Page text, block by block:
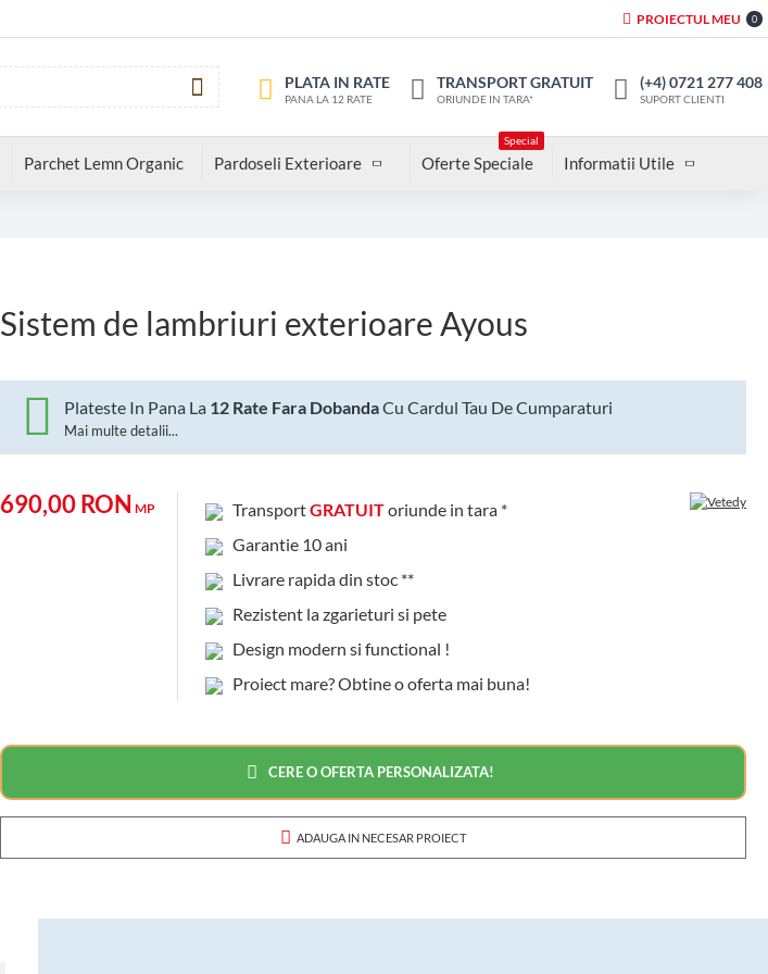
PROIECTUL MEU 0
PLATA IN RATE
PANA LA 12 RATE
TRANSPORT GRATUIT
ORIUNDE IN TARA*
(+4) 0721 277 408
SUPORT CLIENTI
Parchet Lemn Organic Pardoseli Exterioare Oferte Speciale
Special
Informatii Utile
Sistem de lambriuri exterioare Ayous
Plateste In Pana La 12 Rate Fara DobandaCu Cardul Tau De Cumparaturi
Mai multe detalii...
690,00 RON MP TransportGRATUIToriunde in tara *
Garantie 10 ani
Livrare rapida din stoc **
Rezistent la zgarieturi si pete
Design modern si functional !
Proiect mare? Obtine o oferta mai buna!
CERE O OFERTA PERSONALIZATA!
ADAUGA IN NECESAR PROIECT